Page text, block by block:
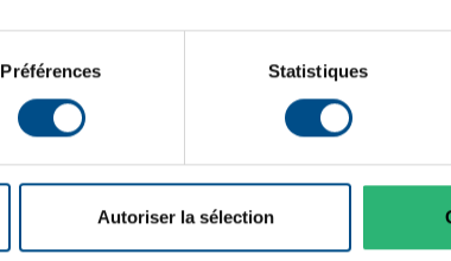
Préférences Statistiques
Autoriser la sélection
Puce graphique intégrée:
Dimensions (L x l x H) :